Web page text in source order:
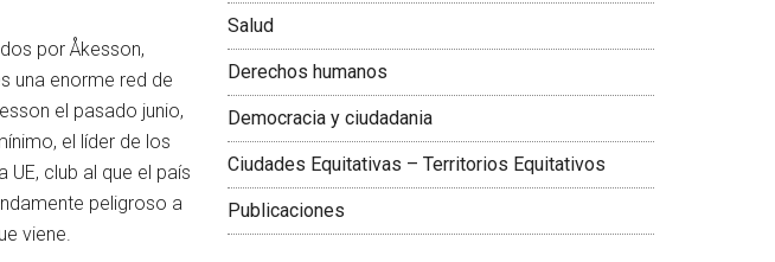
por Åkesson,
una enorme red de
el pasado junio,
el líder de los
club al que el país
peligroso a
viene.
Salud
Derechos humanos
Democracia y ciudadania
Ciudades Equitativas – Territorios Equitativos
Publicaciones